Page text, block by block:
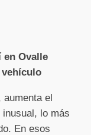
en Ovalle
aumenta el
lo más
En esos